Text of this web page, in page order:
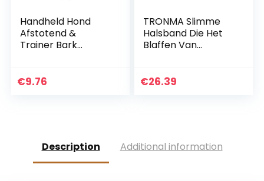
Handheld Hond
Afstotend &
Trainer Bark
Hond
€9.76
TRONMA Slimme
Halsband Die Het
Blaffen Van
Instelbare
en Kleine Honden
€26.39
Description Additional information